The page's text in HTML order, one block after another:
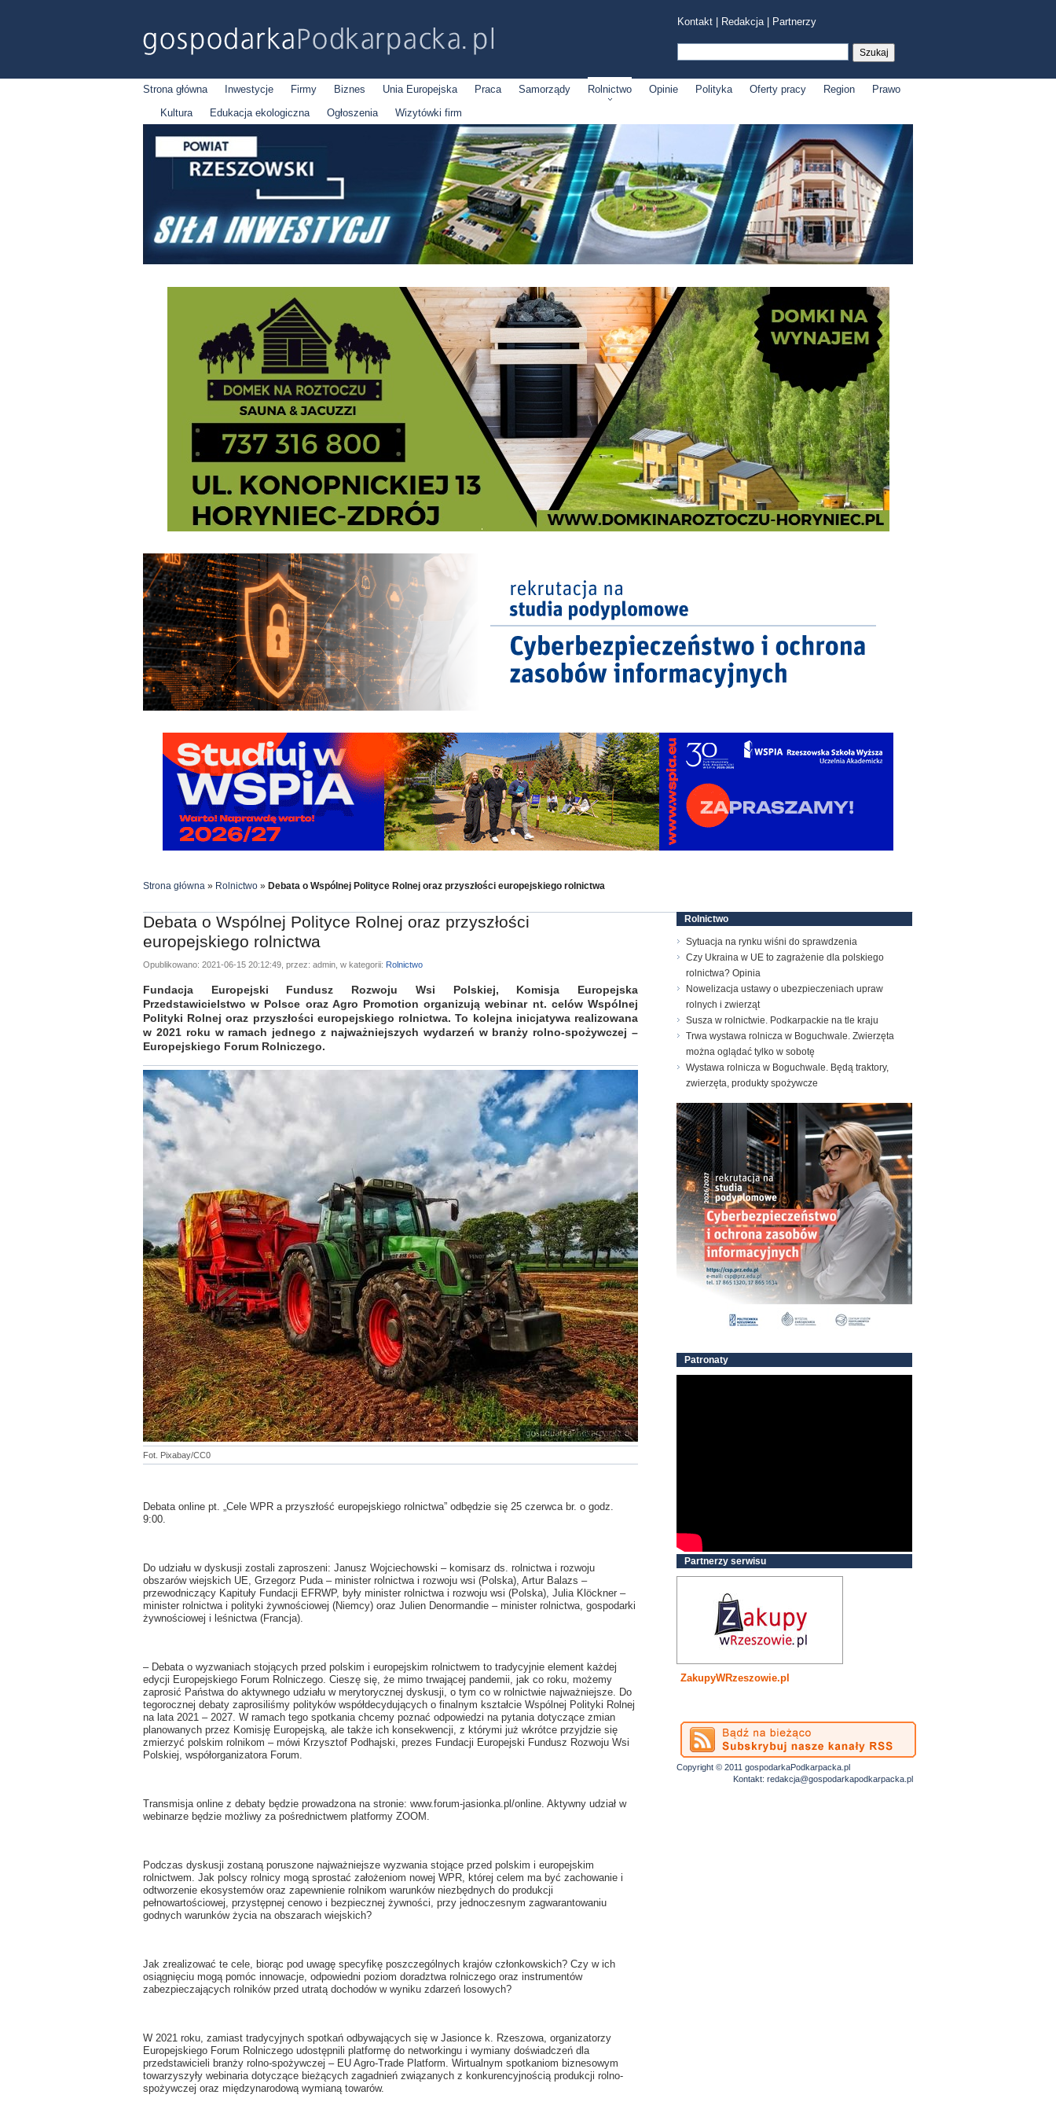
Kontakt Redakcja| Partnerzy
Strona główna Inwestycje Firmy Biznes Unia Europejska Praca Samorządy Rolnictwo Opinie Polityka Oferty pracy Region
Prawo
Kultura
Edukacja ekologiczna Ogłoszenia Wizytówki firm
Strona główna » Rolnictwo » Debata o Wspólnej Polityce Rolnej oraz przyszłości europejskiego rolnictwa
Debata o Wspólnej Polityce Rolnej oraz przyszłości
europejskiego rolnictwa
Opublikowano: 2021-06-15 20:12:49, przez: admin, w kategorii: Rolnictwo
Fundacja Europejski Fundusz Rozwoju Wsi Polskiej, Komisja Europejska
Przedstawicielstwo w Polsce oraz Agro Promotion organizują webinar nt. celów Wspólnej
Polityki Rolnej oraz przyszłości europejskiego rolnictwa. To kolejna inicjatywa realizowana
w 2021 roku w ramach jednego z najważniejszych wydarzeń w branży rolno-spożywczej –
Europejskiego Forum Rolniczego.
Fot. Pixabay/CC0
Debata online pt. „Cele WPR a przyszłość europejskiego rolnictwa” odbędzie się 25 czerwca br. o godz.
9:00.
Do udziału w dyskusji zostali zaproszeni: Janusz Wojciechowski – komisarz ds. rolnictwa i rozwoju
obszarów wiejskich UE, Grzegorz Puda – minister rolnictwa i rozwoju wsi (Polska), Artur Balazs –
przewodniczący Kapituły Fundacji EFRWP, były minister rolnictwa i rozwoju wsi (Polska), Julia Klöckner –
minister rolnictwa i polityki żywnościowej (Niemcy) oraz Julien Denormandie – minister rolnictwa, gospodarki
żywnościowej i leśnictwa (Francja).
– Debata o wyzwaniach stojących przed polskim i europejskim rolnictwem to tradycyjnie element każdej
edycji Europejskiego Forum Rolniczego. Cieszę się, że mimo trwającej pandemii, jak co roku, możemy
zaprosić Państwa do aktywnego udziału w merytorycznej dyskusji, o tym co w rolnictwie najważniejsze. Do
tegorocznej debaty zaprosiliśmy polityków współdecydujących o finalnym kształcie Wspólnej Polityki Rolnej
na lata 2021 – 2027. W ramach tego spotkania chcemy poznać odpowiedzi na pytania dotyczące zmian
planowanych przez Komisję Europejską, ale także ich konsekwencji, z którymi już wkrótce przyjdzie się
zmierzyć polskim rolnikom – mówi Krzysztof Podhajski, prezes Fundacji Europejski Fundusz Rozwoju Wsi
Polskiej, współorganizatora Forum.
Transmisja online z debaty będzie prowadzona na stronie: www.forum-jasionka.pl/online. Aktywny udział w
webinarze będzie możliwy za pośrednictwem platformy ZOOM.
Podczas dyskusji zostaną poruszone najważniejsze wyzwania stojące przed polskim i europejskim
rolnictwem. Jak polscy rolnicy mogą sprostać założeniom nowej WPR, której celem ma być zachowanie i
odtworzenie ekosystemów oraz zapewnienie rolnikom warunków niezbędnych do produkcji
pełnowartościowej, przystępnej cenowo i bezpiecznej żywności, przy jednoczesnym zagwarantowaniu
godnych warunków życia na obszarach wiejskich?
Jak zrealizować te cele, biorąc pod uwagę specyfikę poszczególnych krajów członkowskich? Czy w ich
osiągnięciu mogą pomóc innowacje, odpowiedni poziom doradztwa rolniczego oraz instrumentów
zabezpieczających rolników przed utratą dochodów w wyniku zdarzeń losowych?
W 2021 roku, zamiast tradycyjnych spotkań odbywających się w Jasionce k. Rzeszowa, organizatorzy
Europejskiego Forum Rolniczego udostępnili platformę do networkingu i wymiany doświadczeń dla
przedstawicieli branży rolno-spożywczej – EU Agro-Trade Platform. Wirtualnym spotkaniom biznesowym
towarzyszyły webinaria dotyczące bieżących zagadnień związanych z konkurencyjnością produkcji rolno-
spożywczej oraz międzynarodową wymianą towarów.
Rolnictwo
Sytuacja na rynku wiśni do sprawdzenia
Czy Ukraina w UE to zagrażenie dla polskiego
rolnictwa? Opinia
Nowelizacja ustawy o ubezpieczeniach upraw
rolnych i zwierząt
Susza w rolnictwie. Podkarpackie na tle kraju
Trwa wystawa rolnicza w Boguchwale. Zwierzęta
można oglądać tylko w sobotę
Wystawa rolnicza w Boguchwale. Będą traktory,
zwierzęta, produkty spożywcze
Patronaty
Partnerzy serwisu
ZakupyWRzeszowie.pl
Copyright © 2011 gospodarkaPodkarpacka.pl
Kontakt: redakcja@gospodarkapodkarpacka.pl